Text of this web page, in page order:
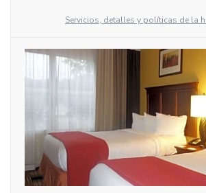
Servicios, detalles y políticas de la